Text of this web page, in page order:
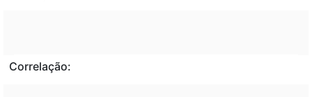
Correlação: